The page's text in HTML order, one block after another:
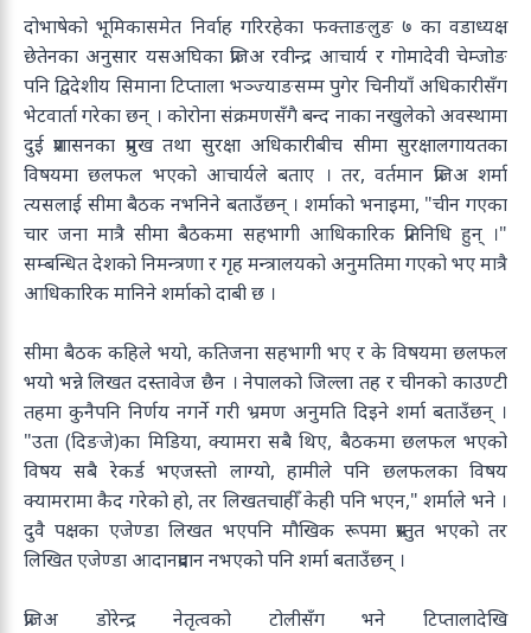
दोभाषेको भूमिकासमेत निर्वाह गरिरहेका फक्ताङलुङ ७ का वडाध्यक्ष
छेतेनका अनुसार यसअघिका प्रजिअ रवीन्द्र आचार्य र गोमादेवी चेम्जोङ
पनि द्विदेशीय सिमाना टिप्ताला भञ्ज्याङसम्म पुगेर चिनीयाँ अधिकारीसँग
भेटवार्ता गरेका छन् । कोरोना संक्रमणसँगै बन्द नाका नखुलेको अवस्थामा
दुई प्रशासनका प्रमुख तथा सुरक्षा अधिकारीबीच सीमा सुरक्षालगायतका
विषयमा छलफल भएको आचार्यले बताए । तर, वर्तमान प्रजिअ शर्मा
त्यसलाई सीमा बैठक नभनिने बताउँछन् । शर्माको भनाइमा, "चीन गएका
चार जना मात्रै सीमा बैठकमा सहभागी आधिकारिक प्रतिनिधि हुन् ।"
सम्बन्धित देशको निमन्त्रणा र गृह मन्त्रालयको अनुमतिमा गएको भए मात्रै
आधिकारिक मानिने शर्माको दाबी छ ।
सीमा बैठक कहिले भयो, कतिजना सहभागी भए र के विषयमा छलफल
भयो भन्ने लिखत दस्तावेज छैन । नेपालको जिल्ला तह र चीनको काउण्टी
तहमा कुनैपनि निर्णय नगर्ने गरी भ्रमण अनुमति दिइने शर्मा बताउँछन् ।
"उता (दिङजे)का मिडिया, क्यामरा सबै थिए, बैठकमा छलफल भएको
विषय सबै रेकर्ड भएजस्तो लाग्यो, हामीले पनि छलफलका विषय
क्यामरामा कैद गरेको हो, तर लिखतचाहीँ केही पनि भएन," शर्माले भने ।
दुवै पक्षका एजेण्डा लिखत भएपनि मौखिक रूपमा प्रस्तुत भएको तर
लिखित एजेण्डा आदानप्रदान नभएको पनि शर्मा बताउँछन् ।
प्रजिअ डोरेन्द्र नेतृत्वको टोलीसँग भने टिप्तालादेखि